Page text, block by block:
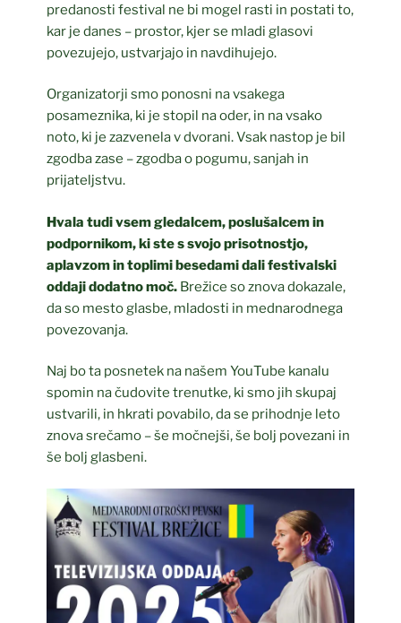
predanosti festival ne bi mogel rasti in postati to,
kar je danes – prostor, kjer se mladi glasovi
povezujejo, ustvarjajo in navdihujejo.
Organizatorji smo ponosni na vsakega
posameznika, ki je stopil na oder, in na vsako
noto, ki je zazvenela v dvorani. Vsak nastop je bil
zgodba zase – zgodba o pogumu, sanjah in
prijateljstvu.
Hvala tudi vsem gledalcem, poslušalcem in
podpornikom, ki ste s svojo prisotnostjo,
aplavzom in toplimi besedami dali festivalski
oddaji dodatno moč. Brežice so znova dokazale,
da so mesto glasbe, mladosti in mednarodnega
povezovanja.
Naj bo ta posnetek na našem YouTube kanalu
spomin na čudovite trenutke, ki smo jih skupaj
ustvarili, in hkrati povabilo, da se prihodnje leto
znova srečamo – še močnejši, še bolj povezani in
še bolj glasbeni.